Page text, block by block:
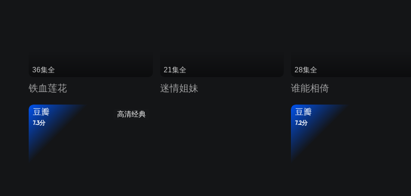
36集全
铁血莲花
21集全
迷情姐妹
28集全
谁能相倚
高清经典
豆瓣
7.3分
豆瓣
7.2分